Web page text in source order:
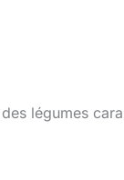
légumes